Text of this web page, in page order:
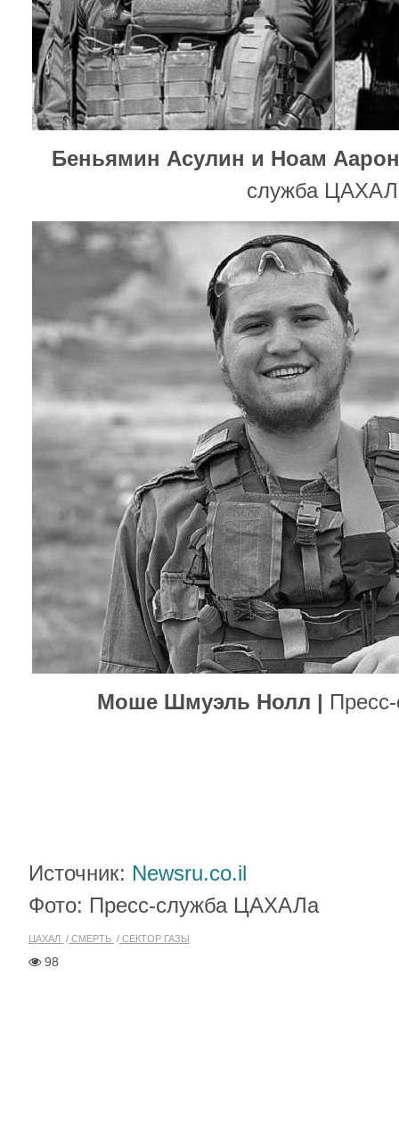
Беньямин Асулин и Ноам
служба
Моше Шмуэль Нолл |
Источник: Newsru.co.il
Фото: Пресс-служба ЦАХАЛа
ЦАХАЛ СМЕРТЬ СЕКТОР ГАЗЫ
98